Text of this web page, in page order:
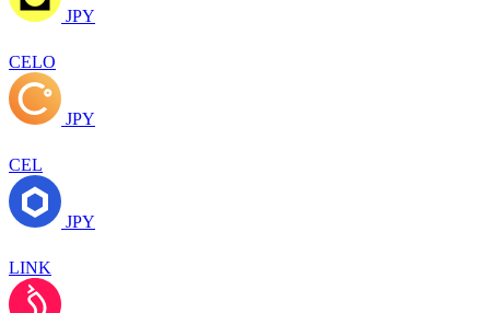
JPY
CELO
JPY
CEL
JPY
LINK